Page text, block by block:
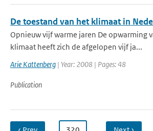
De toestand van het klimaat in
Opnieuw vijf warme jaren De opwarming
klimaat heeft zich de afgelopen vijf ja...
Arie Kattenberg | Year: 2008 | Pages: 48
Publication